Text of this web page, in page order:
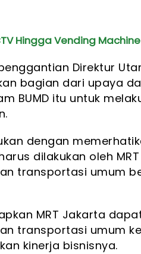
Hingga Vending Machine
Direktur
bagian dari upaya
BUMD itu untuk
dengan
dilakukan oleh
transportasi umum
MRT Jakarta
transportasi umum
kinerja bisnisnya.